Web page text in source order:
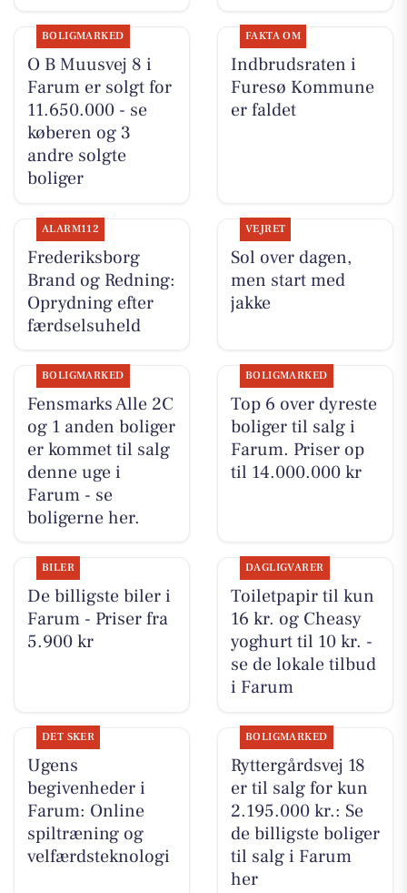
BOLIGMARKED
O B Muusvej 8 i
Farum er solgt for
11.650.000 - se
køberen og 3
andre solgte
boliger
FAKTA OM
Indbrudsraten i
Furesø Kommune
er faldet
ALARM112
Frederiksborg
Brand og Redning:
Oprydning efter
færdselsuheld
VEJRET
Sol over dagen,
men start med
jakke
BOLIGMARKED
Fensmarks Alle 2C
og 1 anden boliger
er kommet til salg
denne uge i
Farum - se
boligerne her.
BOLIGMARKED
Top 6 over dyreste
boliger til salg i
Farum. Priser op
til 14.000.000 kr
BILER
De billigste biler i
Farum - Priser fra
5.900 kr
DAGLIGVARER
Toiletpapir til kun
16 kr. og Cheasy
yoghurt til 10 kr. -
se de lokale tilbud
i Farum
DET SKER
Ugens
begivenheder i
Farum: Online
spiltræning og
velfærdsteknologi
BOLIGMARKED
Ryttergårdsvej 18
er til salg for kun
2.195.000 kr.: Se
de billigste boliger
til salg i Farum
her